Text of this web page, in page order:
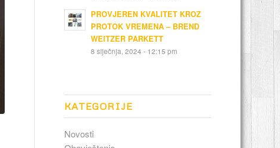
PROVJEREN KVALITET KROZ
PROTOK VREMENA – BREND
WEITZER PARKETT
8 siječnja, 2024 - 12:15 pm
KATEGORIJE
Novosti